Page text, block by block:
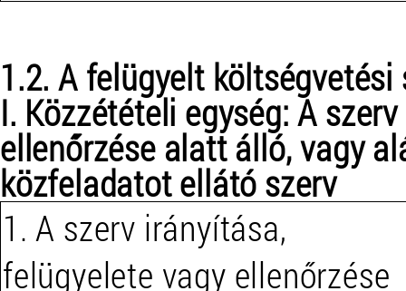
1.2. A felügyelt költségvetési
I. Közzétételi egység: A
ellenőrzése alatt álló, vagy
közfeladatot ellátó szerv
1. A szerv irányítása,
felügyelete vagy ellenőrzése